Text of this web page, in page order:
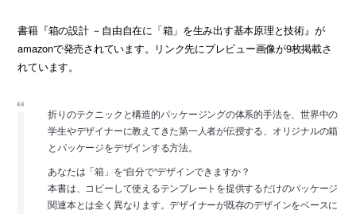
書籍『箱の設計 －自由自在に「箱」を生み出す基本原理と技術』が
amazonで発売されています。リンク先にプレビュー画像が9枚掲載さ
れています。
折りのテクニックと構造的パッケージングの体系的手法を、世界中の
学生やデザイナーに教えてきた第一人者が伝授する、オリジナルの箱
とパッケージをデザインする方法。
あなたは「箱」を“自分で”デザインできますか？
本書は、コピーして使えるテンプレートを提供するだけのパッケージ
関連本とは全く異なります。デザイナーが既存のデザインをベースに